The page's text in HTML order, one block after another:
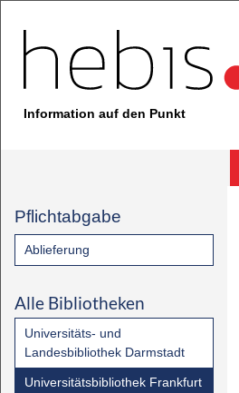
Information auf den Punkt
Pflichtabgabe
Ablieferung
Alle Bibliotheken
Universitäts- und
Landesbibliothek Darmstadt
Universitätsbibliothek Frankfurt